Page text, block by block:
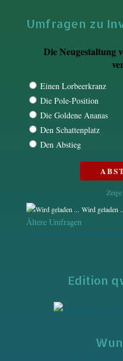
Umfragen zu
Die Neugestaltung
Einen Lorbeerkranz
Die Pole-Position
Die Goldene Ananas
Den Schattenplatz
Den Abstieg
Wird geladen
Ältere Umfragen
Edition